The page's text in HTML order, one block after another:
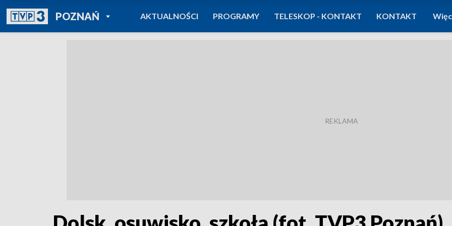
POZNAŃPOWRÓT DO
TVP REGIONY
AKTUALNOŚCI PROGRAMY TELESKOP - KONTAKT KONTAKT